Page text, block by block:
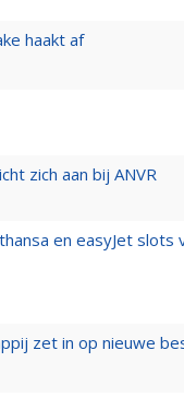
haakt af
zich aan bij ANVR
en easyJet slots
zet in op nieuwe